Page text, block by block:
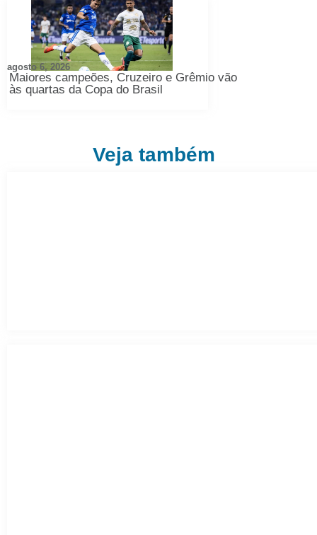
Maiores campeões, Cruzeiro e Grêmio vão
às quartas da Copa do Brasil
agosto 6, 2026
Veja também